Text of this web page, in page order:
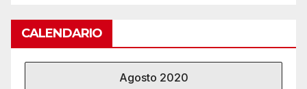
CALENDARIO
Agosto 2020